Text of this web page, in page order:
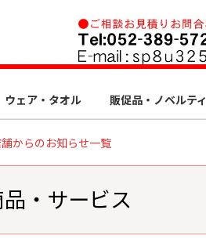
ウェア・タオル 販促品・ノベルティ
舗からのお知らせ一覧
・サービス